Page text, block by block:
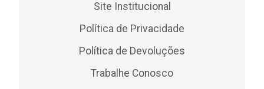
Site Institucional
Política de Privacidade
Política de Devoluções
Trabalhe Conosco